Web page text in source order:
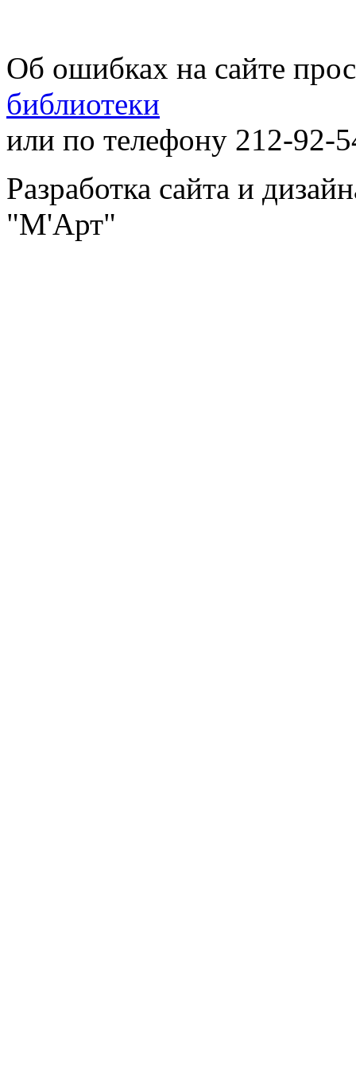
Об ошибках на сайте
библиотеки
или по телефону 212-92-
Разработка сайта и
"М'Арт"